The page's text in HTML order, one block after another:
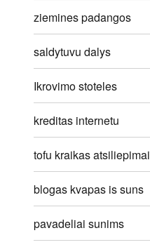
ziemines padangos
saldytuvu dalys
Ikrovimo stoteles
kreditas internetu
tofu kraikas atsiliepimai
blogas kvapas is suns
pavadeliai sunims